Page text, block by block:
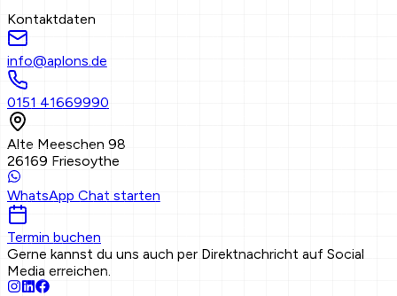
Kontaktdaten
info@aplons.de
0151 41669990
Alte Meeschen 98
26169 Friesoythe
WhatsApp Chat starten
Termin buchen
Gerne kannst du uns auch per Direktnachricht auf Social
Media erreichen.